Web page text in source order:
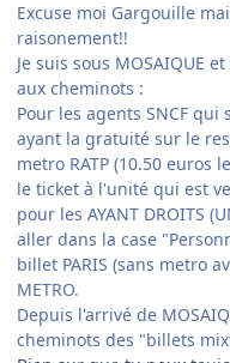
Excuse moi Gargouille
raisonement!!
Je suis sous MOSAIQUE
aux cheminots :
Pour les agents SNCF qui
ayant la gratuité sur le
metro RATP (10.50 euros
le ticket à l'unité qui est
pour les AYANT DROITS
aller dans la case
billet PARIS (sans metro
METRO.
Depuis l'arrivé de
cheminots des "billets